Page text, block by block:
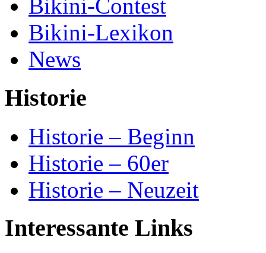
Bikini-Contest
Bikini-Lexikon
News
Historie
Historie – Beginn
Historie – 60er
Historie – Neuzeit
Interessante Links